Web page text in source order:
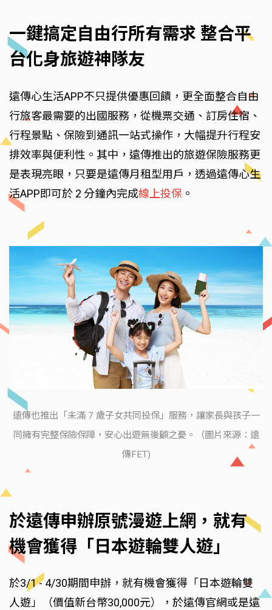
一鍵搞定自由行所有需求 整合平
台化身旅遊神隊友
遠傳心生活APP不只提供優惠回饋，更全面整合自由
行旅客最需要的出國服務，從機票交通、訂房住宿、
行程景點、保險到通訊一站式操作，大幅提升行程安
排效率與便利性。其中，遠傳推出的旅遊保險服務更
是表現亮眼，只要是遠傳月租型用戶，透過遠傳心生
活APP即可於 2 分鐘內完成線上投保 。
遠傳也推出「未滿 7 歲子女共同投保」服務，讓家長與孩子一
同擁有完整保險保障，安心出遊無後顧之憂。（圖片來源：遠
傳FET)
於遠傳申辦原號漫遊上網，就有
機會獲得「日本遊輪雙人遊」
於3/1 - 4/30期間申辦，就有機會獲得「日本遊輪雙
人遊」（價值新台幣30,000元），於遠傳官網或是遠